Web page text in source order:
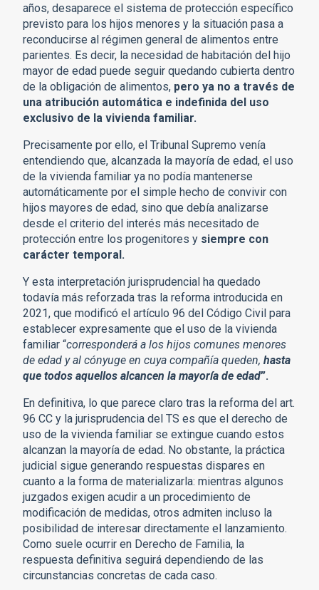
años, desaparece el sistema de protección específico
previsto para los hijos menores y la situación pasa a
reconducirse al régimen general de alimentos entre
parientes. Es decir, la necesidad de habitación del hijo
mayor de edad puede seguir quedando cubierta dentro
de la obligación de alimentos, pero ya no a través de
una atribución automática e indefinida del uso
exclusivo de la vivienda familiar.
Precisamente por ello, el Tribunal Supremo venía
entendiendo que, alcanzada la mayoría de edad, el uso
de la vivienda familiar ya no podía mantenerse
automáticamente por el simple hecho de convivir con
hijos mayores de edad, sino que debía analizarse
desde el criterio del interés más necesitado de
protección entre los progenitores y siempre con
carácter temporal.
Y esta interpretación jurisprudencial ha quedado
todavía más reforzada tras la reforma introducida en
2021, que modificó el artículo 96 del Código Civil para
establecer expresamente que el uso de la vivienda
familiar “corresponderá a los hijos comunes menores
de edad y al cónyuge en cuya compañía queden, hasta
que todos aquellos alcancen la mayoría de edad”.
En definitiva, lo que parece claro tras la reforma del art.
96 CC y la jurisprudencia del TS es que el derecho de
uso de la vivienda familiar se extingue cuando estos
alcanzan la mayoría de edad. No obstante, la práctica
judicial sigue generando respuestas dispares en
cuanto a la forma de materializarla: mientras algunos
juzgados exigen acudir a un procedimiento de
modificación de medidas, otros admiten incluso la
posibilidad de interesar directamente el lanzamiento.
Como suele ocurrir en Derecho de Familia, la
respuesta definitiva seguirá dependiendo de las
circunstancias concretas de cada caso.